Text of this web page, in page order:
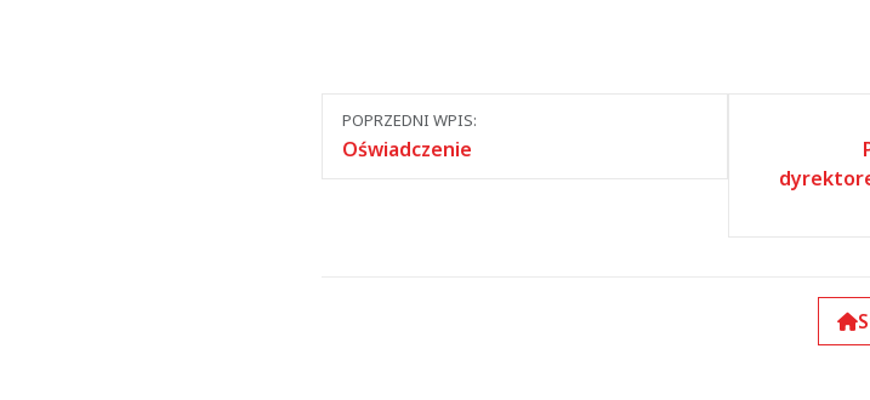
Nawigacja
między
POPRZEDNI WPIS:
Oświadczenie